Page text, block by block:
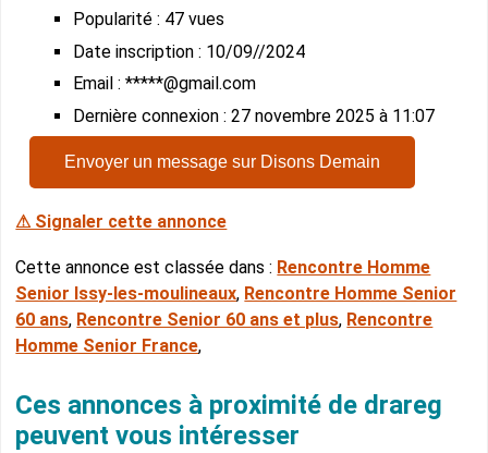
Popularité : 47 vues
Date inscription : 10/09//2024
Email : *****@gmail.com
Dernière connexion : 27 novembre 2025 à 11:07
Envoyer un message sur Disons Demain
⚠ Signaler cette annonce
Cette annonce est classée dans : Rencontre Homme
Senior Issy-les-moulineaux, Rencontre Homme Senior
60 ans, Rencontre Senior 60 ans et plus, Rencontre
Homme Senior France,
Ces annonces à proximité de drareg
peuvent vous intéresser